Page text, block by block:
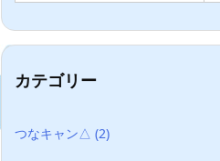
カテゴリー
つなキャン△ (2)